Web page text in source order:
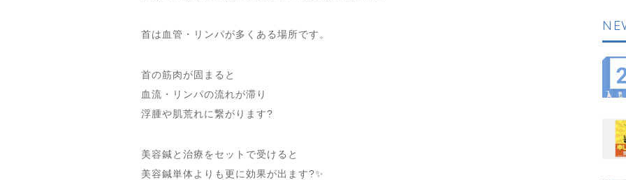
首は血管・リンパが多くある場所です。
首の筋肉が固まると
血流・リンパの流れが滞り
浮腫や肌荒れに繋がります?
美容鍼と治療をセットで受けると
美容鍼単体よりも更に効果が出ます?✨